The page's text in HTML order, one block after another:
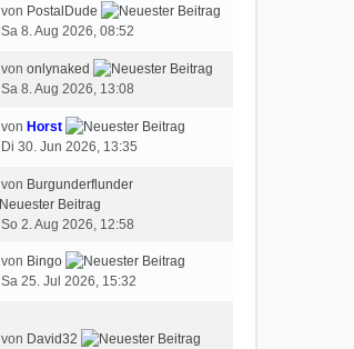
von PostalDude
Sa 8. Aug 2026, 08:52
vononlynaked
Sa 8. Aug 2026, 13:08
von Horst
Di 30. Jun 2026, 13:35
von Burgunderflunder
So 2. Aug 2026, 12:58
von Bingo
Sa 25. Jul 2026, 15:32
von David32